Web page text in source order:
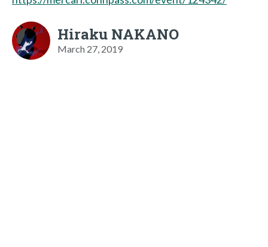
Hiraku NAKANO
March 27, 2019